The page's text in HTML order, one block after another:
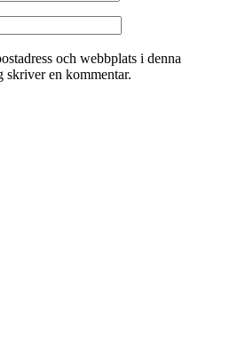
och webbplats i denna
skriver en kommentar.